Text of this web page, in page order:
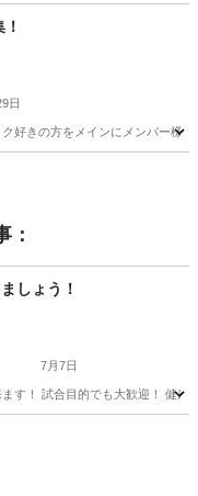
丈夫です。友達募集の
方、なんとなく寂しさ
日
好きの方をメインにメンバー様
：
しょう！
7月7日
す！ 試合目的でも大歓迎！ 健